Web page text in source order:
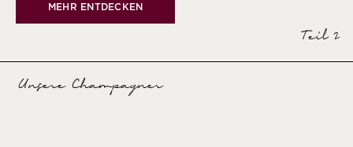
MEHR ENTDECKEN
Teil 2
Unsere Champagner